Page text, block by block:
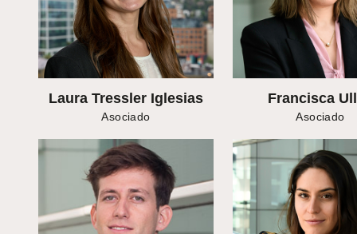
Laura Tressler Iglesias
Asociado
Francisca
Asociado